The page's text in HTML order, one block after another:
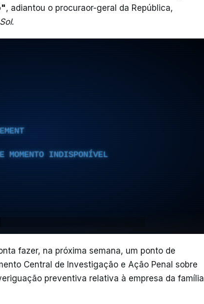
, adiantou o procuraor-geral da República,
.
MOMENTO INDISPONÍVEL
fazer, na próxima semana, um ponto de
Central de Investigação e Ação Penal sobre
preventiva relativa à empresa da família